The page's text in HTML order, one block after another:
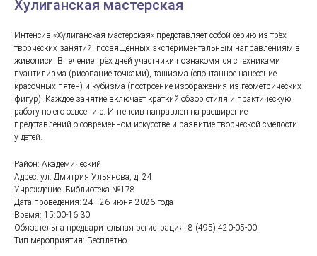
Хулиганская мастерская
Интенсив «Хулиганская мастерская» представляет собой серию из трёх
творческих занятий, посвящённых экспериментальным направлениям в
живописи. В течение трёх дней участники познакомятся с техниками
пуантилизма (рисование точками), ташизма (спонтанное нанесение
красочных пятен) и кубизма (построение изображения из геометрических
фигур). Каждое занятие включает краткий обзор стиля и практическую
работу по его освоению. Интенсив направлен на расширение
представлений о современном искусстве и развитие творческой смелости
у детей.
Район: Академический
Адрес: ул. Дмитрия Ульянова, д. 24
Учреждение: Библиотека №178
Дата проведения: 24 - 26 июня 2026 года
Время: 15:00-16:30
Обязательна предварительная регистрация: 8 (495) 420-05-00
Тип мероприятия: Бесплатно